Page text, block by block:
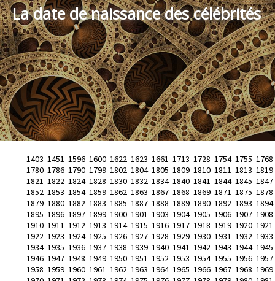
La date de naissance des célébrités
1403 1451 1596 1600 1622 1623 1661 1713 1728 1754 1755 1768
1780 1786 1790 1799 1802 1804 1805 1809 1810 1811 1813 1819
1821 1822 1824 1828 1830 1832 1834 1840 1841 1844 1845 1847
1852 1853 1854 1859 1862 1863 1867 1868 1869 1871 1875 1878
1879 1880 1882 1883 1885 1887 1888 1889 1890 1892 1893 1894
1895 1896 1897 1899 1900 1901 1903 1904 1905 1906 1907 1908
1910 1911 1912 1913 1914 1915 1916 1917 1918 1919 1920 1921
1922 1923 1924 1925 1926 1927 1928 1929 1930 1931 1932 1933
1934 1935 1936 1937 1938 1939 1940 1941 1942 1943 1944 1945
1946 1947 1948 1949 1950 1951 1952 1953 1954 1955 1956 1957
1958 1959 1960 1961 1962 1963 1964 1965 1966 1967 1968 1969